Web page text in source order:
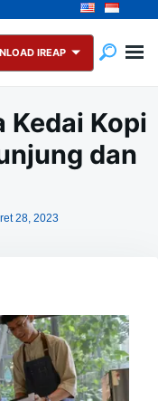
IREAP
Kedai Kopi
dan
28, 2023